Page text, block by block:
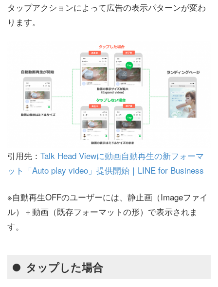
タップアクションによって広告の表示パターンが変わ
ります。
引用先： Talk Head Viewに動画自動再生の新フォーマ
ット「Auto play video」提供開始｜LINE for Business
※自動再生OFFのユーザーには、静止画（Imageファイ
ル）＋動画（既存フォーマットの形）で表示されま
す。
タップした場合